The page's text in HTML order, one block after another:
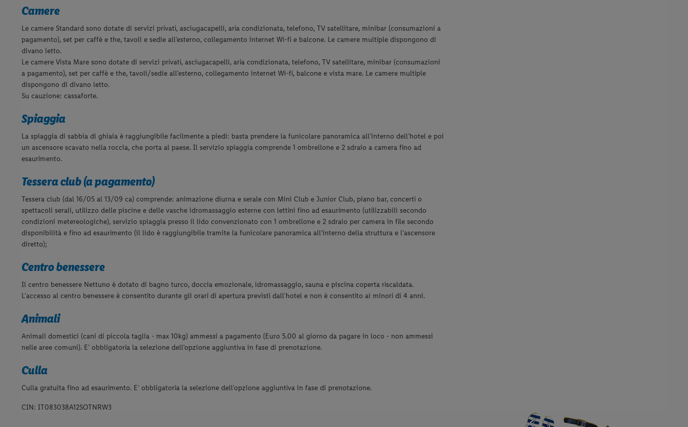
Camere
Le camere Standard sono dotate di servizi privati, asciugacapelli, aria condizionata, telefono, TV satellitare, minibar (consumazioni a
pagamento), set per caffè e the, tavoli e sedie all’esterno, collegamento internet Wi-fi e balcone. Le camere multiple dispongono di
divano letto.
Le camere Vista Mare sono dotate di servizi privati, asciugacapelli, aria condizionata, telefono, TV satellitare, minibar (consumazioni
a pagamento), set per caffè e the, tavoli/sedie all’esterno, collegamento internet Wi-fi, balcone e vista mare. Le camere multiple
dispongono di divano letto.
Su cauzione: cassaforte.
Spiaggia
La spiaggia di sabbia di ghiaia è raggiungibile facilmente a piedi: basta prendere la funicolare panoramica all’interno dell’hotel e poi
un ascensore scavato nella roccia, che porta al paese. Il servizio spiaggia comprende 1 ombrellone e 2 sdraio a camera fino ad
esaurimento.
Tessera club (a pagamento)
Tessera club (dal 16/05 al 13/09 ca) comprende: animazione diurna e serale con Mini Club e Junior Club, piano bar, concerti o
spettacoli serali, utilizzo delle piscine e delle vasche idromassaggio esterne con lettini fino ad esaurimento (utilizzabili secondo
condizioni metereologiche), servizio spiaggia presso il lido convenzionato con 1 ombrellone e 2 sdraio per camera in file secondo
disponibilità e fino ad esaurimento (il lido è raggiungibile tramite la funicolare panoramica all’interno della struttura e l’ascensore
diretto);
Centro benessere
Il centro benessere Nettuno è dotato di bagno turco, doccia emozionale, idromassaggio, sauna e piscina coperta riscaldata.
L'accesso al centro benessere è consentito durante gli orari di apertura previsti dall'hotel e non è consentito ai minori di 4 anni.
Animali
Animali domestici (cani di piccola taglia - max 10kg) ammessi a pagamento (Euro 5.00 al giorno da pagare in loco - non ammessi
nelle aree comuni). E’ obbligatoria la selezione dell'opzione aggiuntiva in fase di prenotazione.
Culla
Culla gratuita fino ad esaurimento. E’ obbligatoria la selezione dell'opzione aggiuntiva in fase di prenotazione.
CIN: IT083038A12SOTNRW3